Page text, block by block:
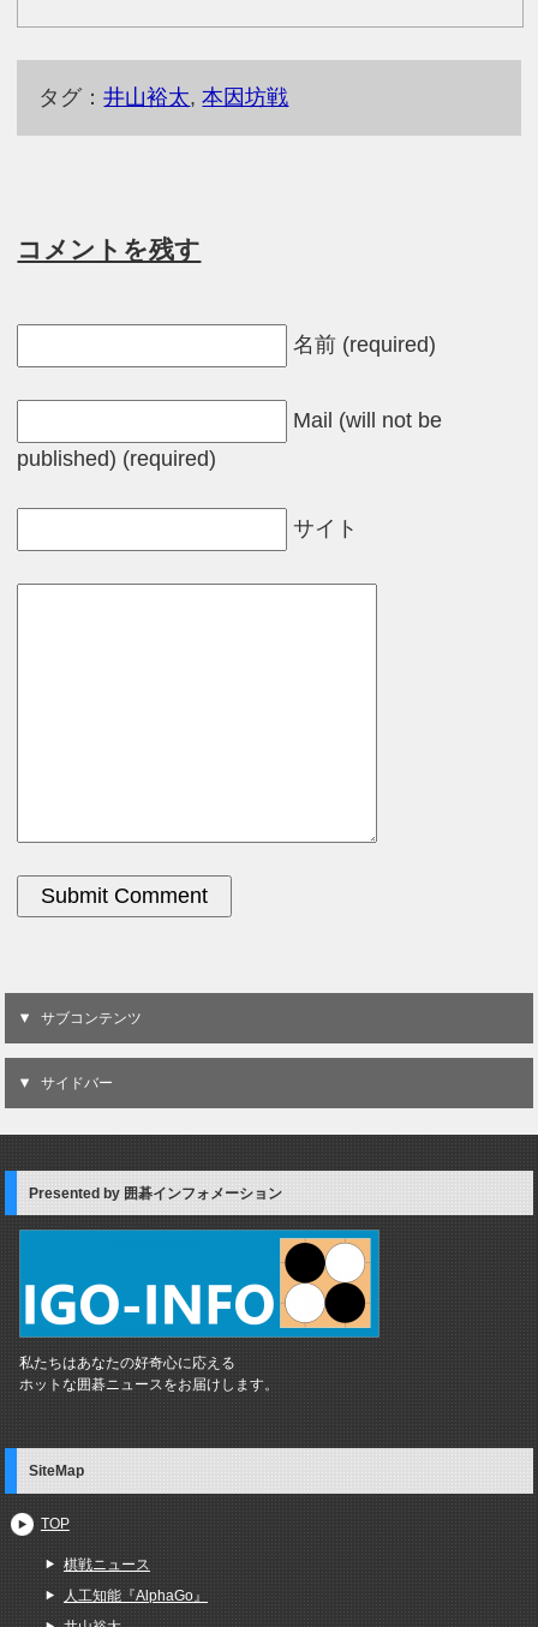
タグ：井山裕太,本因坊戦
コメントを残す
名前 (required)
Mail (will not be
published) (required)
サイト
サブコンテンツ
サイドバー
Presented by 囲碁インフォメーション
私たちはあなたの好奇心に応える
ホットな囲碁ニュースをお届けします。
SiteMap
TOP
棋戦ニュース
人工知能『AlphaGo』